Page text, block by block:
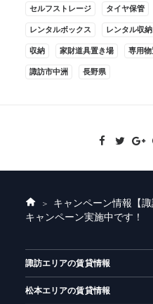
セルフストレージ タイヤ保管
レンタルボックス レンタル収
収納 家財道具置き場 専用物
諏訪市中洲 長野県
ホ
ー
キャンペーン情報 【
キャンペーン実施中です！
諏訪エリアの賃貸情報
松本エリアの賃貸情報